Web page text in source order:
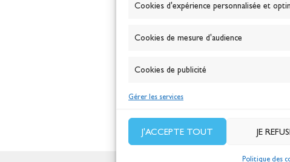
Cookies d'expérience personnalisée et
Cookies de mesure d'audience
Cookies de publicité
Gérer les services
J'ACCEPTE TOUT JE
Politique des
J'accepte la